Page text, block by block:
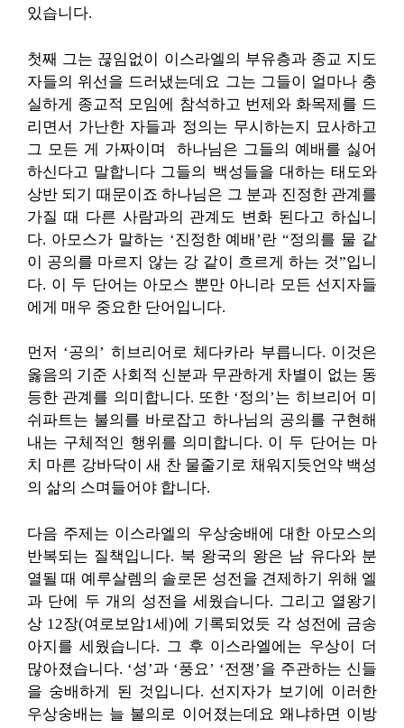
있습니다.
첫째 그는 끊임없이 이스라엘의 부유층과 종교 지도
자들의 위선을 드러냈는데요 그는 그들이 얼마나 충
실하게 종교적 모임에 참석하고 번제와 화목제를 드
리면서 가난한 자들과 정의는 무시하는지 묘사하고
그 모든 게 가짜이며 하나님은 그들의 예배를 싫어
하신다고 말합니다 그들의 백성들을 대하는 태도와
상반 되기 때문이죠 하나님은 그 분과 진정한 관계를
가질 때 다른 사람과의 관계도 변화 된다고 하십니
다. 아모스가 말하는 ‘진정한 예배’란 “정의를 물 같
이 공의를 마르지 않는 강 같이 흐르게 하는 것”입니
다. 이 두 단어는 아모스 뿐만 아니라 모든 선지자들
에게 매우 중요한 단어입니다.
먼저 ‘공의’ 히브리어로 체다카라 부릅니다. 이것은
옳음의 기준 사회적 신분과 무관하게 차별이 없는 동
등한 관계를 의미합니다. 또한 ‘정의’는 히브리어 미
쉬파트는 불의를 바로잡고 하나님의 공의를 구현해
내는 구체적인 행위를 의미합니다. 이 두 단어는 마
치 마른 강바닥이 새 찬 물줄기로 채워지듯언약 백성
의 삶의 스며들어야 합니다.
다음 주제는 이스라엘의 우상숭배에 대한 아모스의
반복되는 질책입니다. 북 왕국의 왕은 남 유다와 분
열될 때 예루살렘의 솔로몬 성전을 견제하기 위해 엘
과 단에 두 개의 성전을 세웠습니다. 그리고 열왕기
상 12장(여로보암1세)에 기록되었듯 각 성전에 금송
아지를 세웠습니다. 그 후 이스라엘에는 우상이 더
많아졌습니다. ‘성’과 ‘풍요’ ‘전쟁’을 주관하는 신들
을 숭배하게 된 것입니다. 선지자가 보기에 이러한
우상숭배는 늘 불의로 이어졌는데요 왜냐하면 이방